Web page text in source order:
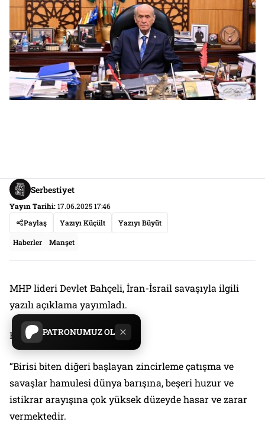
PATRONUMUZ OL
Serbestiyet
Yayın Tarihi:17.06.2025 17:46
Paylaş
Yazıyı Küçült Yazıyı Büyüt
Haberler Manşet
MHP lideri Devlet Bahçeli, İran-İsrail savaşıyla ilgili
yazılı açıklama yayımladı.
Bahçeli’nin açıklaması şöyle:
“Birisi biten diğeri başlayan zincirleme çatışma ve
savaşlar hamulesi dünya barışına, beşeri huzur ve
istikrar arayışına çok yüksek düzeyde hasar ve zarar
vermektedir.